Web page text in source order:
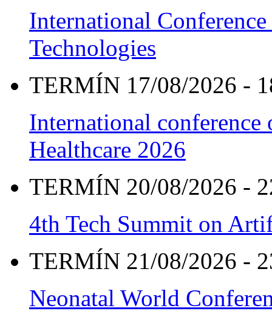
International
Technologies
TERMÍN 17/08/2026 -
International
Healthcare 2026
TERMÍN 20/08/2026 -
4th Tech Summit on
TERMÍN 21/08/2026 -
Neonatal World